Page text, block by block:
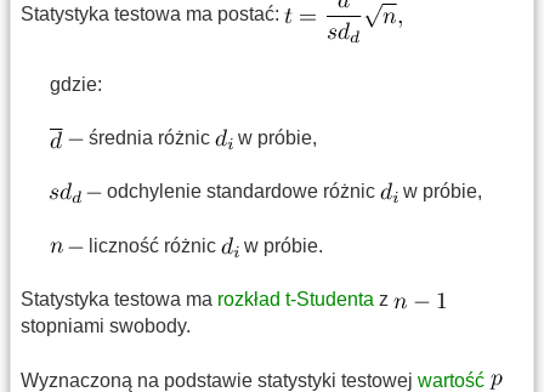
Statystyka testowa ma postać:
gdzie:
średnia różnic w próbie,
odchylenie standardowe różnic w próbie,
liczność różnic w próbie.
Statystyka testowa ma rozkład t-Studenta z
stopniami swobody.
Wyznaczoną na podstawie statystyki testowej wartość